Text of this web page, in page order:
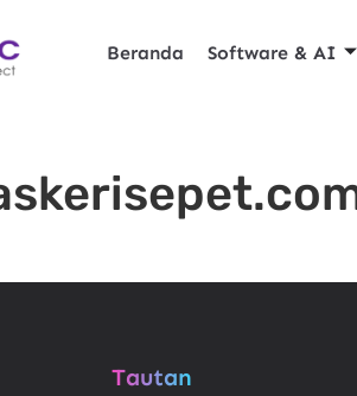
Beranda Software & AI
Tautan